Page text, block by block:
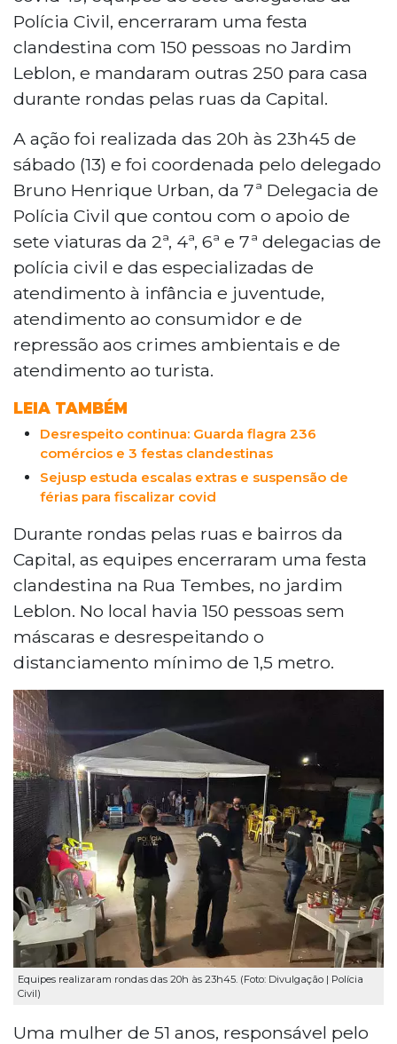
Polícia Civil, encerraram uma festa
clandestina com 150 pessoas no Jardim
Leblon, e mandaram outras 250 para casa
durante rondas pelas ruas da Capital.
A ação foi realizada das 20h às 23h45 de
sábado (13) e foi coordenada pelo delegado
Bruno Henrique Urban, da 7ª Delegacia de
Polícia Civil que contou com o apoio de
sete viaturas da 2ª, 4ª, 6ª e 7ª delegacias de
polícia civil e das especializadas de
atendimento à infância e juventude,
atendimento ao consumidor e de
repressão aos crimes ambientais e de
atendimento ao turista.
LEIA TAMBÉM
Desrespeito continua: Guarda flagra 236
comércios e 3 festas clandestinas
Sejusp estuda escalas extras e suspensão de
férias para fiscalizar covid
Durante rondas pelas ruas e bairros da
Capital, as equipes encerraram uma festa
clandestina na Rua Tembes, no jardim
Leblon. No local havia 150 pessoas sem
máscaras e desrespeitando o
distanciamento mínimo de 1,5 metro.
Equipes realizaram rondas das 20h às 23h45. (Foto: Divulgação | Polícia
Civil)
Uma mulher de 51 anos, responsável pelo